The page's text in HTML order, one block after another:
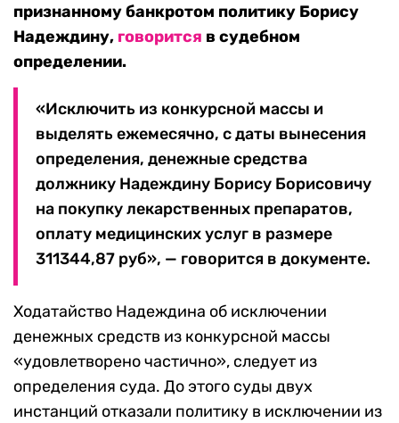
признанному банкротом политику Борису
Надеждину, говорится в судебном
определении.
«Исключить из конкурсной массы и
выделять ежемесячно, с даты вынесения
определения, денежные средства
должнику Надеждину Борису Борисовичу
на покупку лекарственных препаратов,
оплату медицинских услуг в размере
311344,87 руб», — говорится в документе.
Ходатайство Надеждина об исключении
денежных средств из конкурсной массы
«удовлетворено частично», следует из
определения суда. До этого суды двух
инстанций отказали политику в исключении из